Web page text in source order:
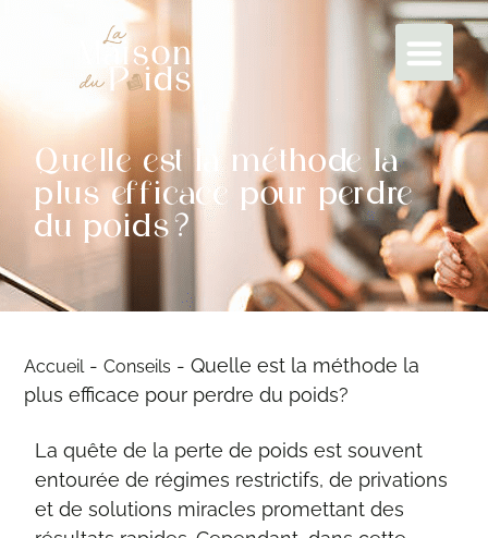
Quelle est la méthode la
plus efficace pour perdre
du poids?
Accueil -Conseils -Quelle est la méthode la
plus efficace pour perdre du poids?
La quête de la perte de poids est souvent
entourée de régimes restrictifs, de privations
et de solutions miracles promettant des